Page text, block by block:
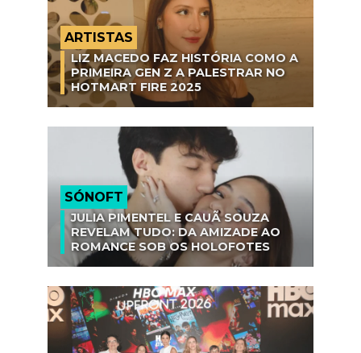
ARTISTAS
LIZ MACEDO FAZ HISTÓRIA COMO A
PRIMEIRA GEN Z A PALESTRAR NO
HOTMART FIRE 2025
SÓNOFT
JULIA PIMENTEL E CAUÃ SOUZA
REVELAM TUDO: DA AMIZADE AO
ROMANCE SOB OS HOLOFOTES